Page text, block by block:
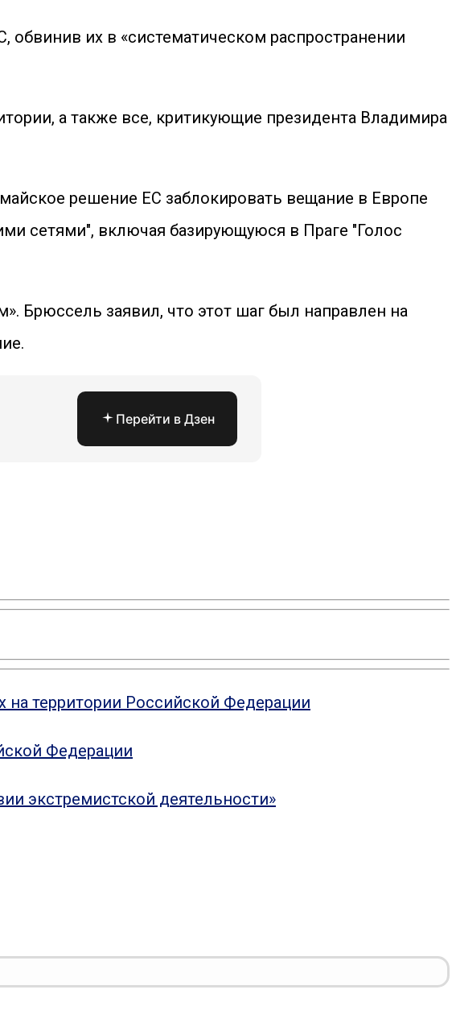
обвинив их в «систематическом распространении
а также все, критикующие президента Владимира
решение ЕС заблокировать вещание в Европе
сетями", включая базирующуюся в Праге "Голос
Брюссель заявил, что этот шаг был направлен на
Перейти в Дзен
на территории Российской Федерации
Федерации
экстремистской деятельности»